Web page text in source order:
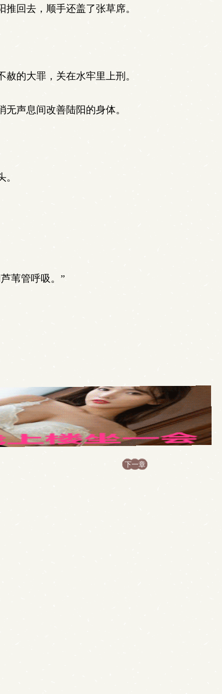
回去，顺手还盖了张草席。
的大罪，关在水牢里上刑。
声息间改善陆阳的身体。
苇管呼吸。”
下一章